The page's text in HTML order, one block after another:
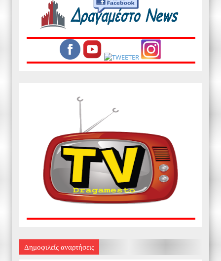
Δημοφιλείς αναρτήσεις